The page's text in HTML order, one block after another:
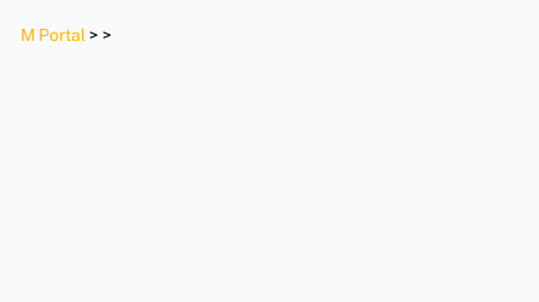
M Portal > >